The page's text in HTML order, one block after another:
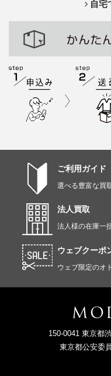
自宅
ご利用ガイド
選べる豊富な買
法人買取
法人様の在庫一
ウェブクーポ
ウェブ限定のオ
150-0041 東京都
東京都公安委